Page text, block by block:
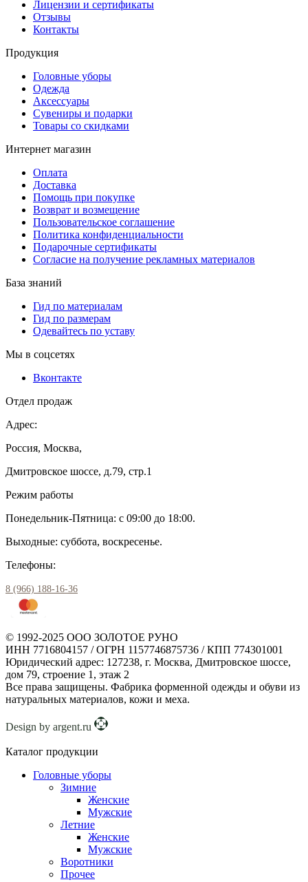
Лицензии и сертификаты
Отзывы
Контакты
Продукция
Головные уборы
Одежда
Аксессуары
Сувениры и подарки
Товары со скидками
Интернет магазин
Оплата
Доставка
Помощь при покупке
Возврат и возмещение
Пользовательское соглашение
Политика конфиденциальности
Подарочные сертификаты
Согласие на получение рекламных материалов
База знаний
Гид по материалам
Гид по размерам
Одевайтесь по уставу
Мы в соцсетях
Вконтакте
Отдел продаж
Адрес:
Россия, Москва,
Дмитровское шоссе, д.79, стр.1
Режим работы
Понедельник-Пятница: с 09:00 до 18:00.
Выходные: суббота, воскресенье.
Телефоны:
8 (966) 188-16-36
© 1992-2025 ООО ЗОЛОТОЕ РУНО
ИНН 7716804157 / ОГРН 1157746875736 / КПП 774301001
Юридический адрес: 127238, г. Москва, Дмитровское шоссе,
дом 79, строение 1, этаж 2
Все права защищены. Фабрика форменной одежды и обуви из
натуральных материалов, кожи и меха.
Design by argent.ru
Каталог продукции
Головные уборы
Зимние
Женские
Мужские
Летние
Женские
Мужские
Воротники
Прочее